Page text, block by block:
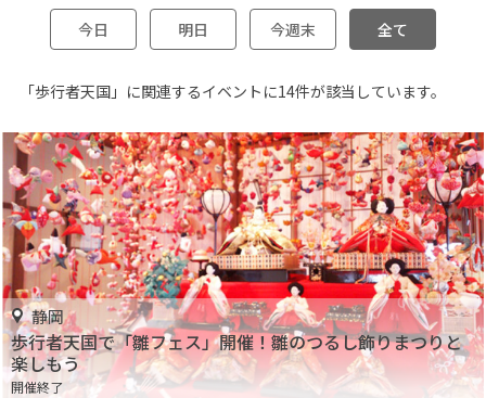
今日 明日 今週末 全て
「歩行者天国」に関連するイベントに14件が該当しています。
静岡
歩行者天国で「雛フェス」開催！雛のつるし飾りまつりと
楽しもう
開催終了